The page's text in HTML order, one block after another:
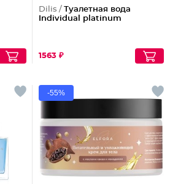
Dilis / Туалетная вода
Individual platinum
1563 ₽
-55%